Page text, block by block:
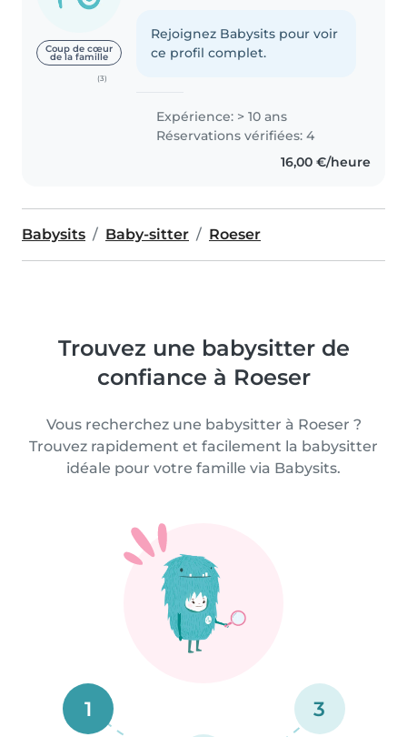
Coup de cœur
de la famille
(3)
Rejoignez Babysits pour voir
ce profil complet.
Expérience: > 10 ans
Réservations vérifiées: 4
16,00 €/heure
Babysits Baby-sitter Roeser
Trouvez une babysitter de
confiance à Roeser
Vous recherchez une babysitter à Roeser ?
Trouvez rapidement et facilement la babysitter
idéale pour votre famille via Babysits.
1 3